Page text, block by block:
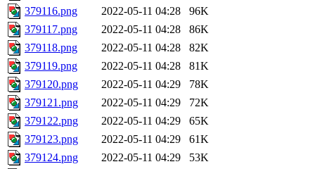
379116.png
2022-05-11 04:28
96K
379117.png
2022-05-11 04:28
86K
379118.png
2022-05-11 04:28
82K
379119.png
2022-05-11 04:28
81K
379120.png
2022-05-11 04:29
78K
379121.png
2022-05-11 04:29
72K
379122.png
2022-05-11 04:29
65K
379123.png
2022-05-11 04:29
61K
379124.png
2022-05-11 04:29
53K